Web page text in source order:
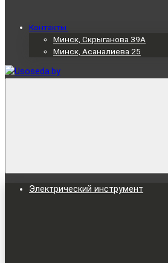
Контакты
Минск, Скрыганова 39А
Минск, Асаналиева 25
Электрический инструмент